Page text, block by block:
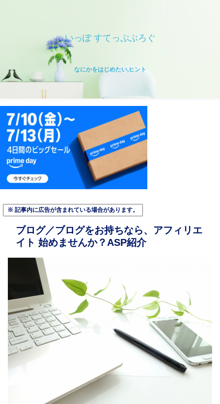
いっぽ すてっぷぶろぐ
なにかをはじめたい,ヒント
※ 記事内に広告が含まれている場合があります。
ブログ／ブログをお持ちなら、アフィリエ
イト 始めませんか？ASP紹介